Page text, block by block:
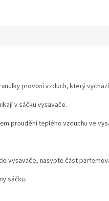
provoní vzduch, který
v sáčku vysavače.
proudění teplého vzduchu ve
vysavače, nasypte část
sáčku.